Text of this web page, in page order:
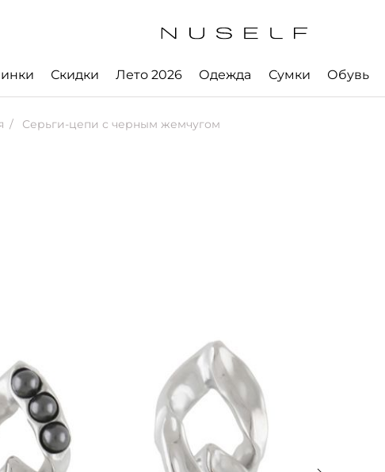
Скидки Лето 2026 Одежда Сумки Обувь
Серьги-цепи с черным жемчугом